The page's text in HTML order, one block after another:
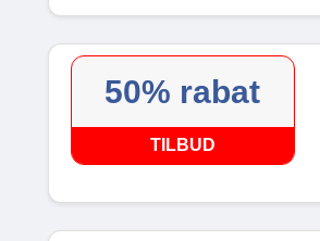
50% rabat
TILBUD